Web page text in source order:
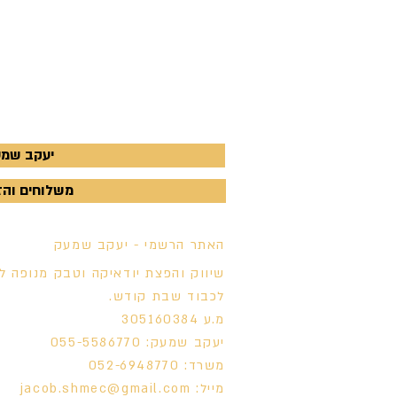
יעקב שמעק -
משלוחים והזמנות -
האתר הרשמי - יעקב שמעק
שיווק והפצת יודאיקה וטבק מנופה
לכבוד שבת קודש.
מ.ע 305160384
יעקב שמעק: 055-5586770
משרד: 052-6948770
מייל: jacob.shmec@gmail.com